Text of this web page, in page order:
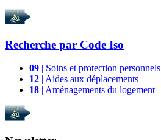
Recherche par Code Iso
09 | Soins et protection personnels
12 | Aides aux déplacements
18 | Aménagements du logement